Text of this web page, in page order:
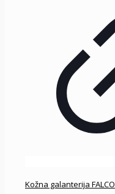
Kožna galanterija FALCO